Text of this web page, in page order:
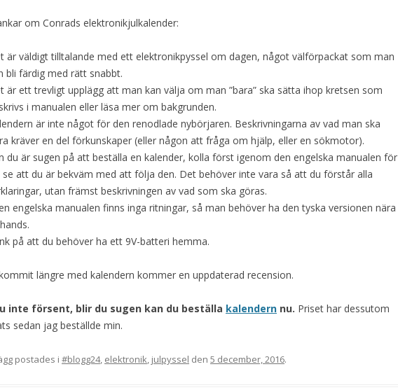
om Conrads elektronikjulkalender:
är väldigt tilltalande med ett elektronikpyssel om dagen, något välförpackat som man
bli färdig med rätt snabbt.
är ett trevligt upplägg att man kan välja om man ”bara” ska sätta ihop kretsen som
i manualen eller läsa mer om bakgrunden.
är inte något för den renodlade nybörjaren. Beskrivningarna av vad man ska
kräver en del förkunskaper (eller någon att fråga om hjälp, eller en sökmotor).
du är sugen på att beställa en kalender, kolla först igenom den engelska manualen för
att du är bekväm med att följa den. Det behöver inte vara så att du förstår alla
utan främst beskrivningen av vad som ska göras.
engelska manualen finns inga ritningar, så man behöver ha den tyska versionen nära
på att du behöver ha ett 9V-batteri hemma.
längre med kalendern kommer en uppdaterad recension.
inte försent, blir du sugen kan du beställa kalendern nu. Priset har dessutom
sedan jag beställde min.
postades i #blogg24, elektronik, julpyssel den 5 december, 2016.